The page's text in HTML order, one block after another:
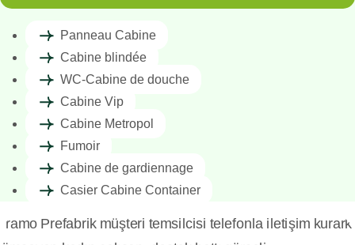
Panneau Cabine
Cabine blindée
WC-Cabine de douche
Cabine Vip
Cabine Metropol
Fumoir
Cabine de gardiennage
Casier Cabine Container